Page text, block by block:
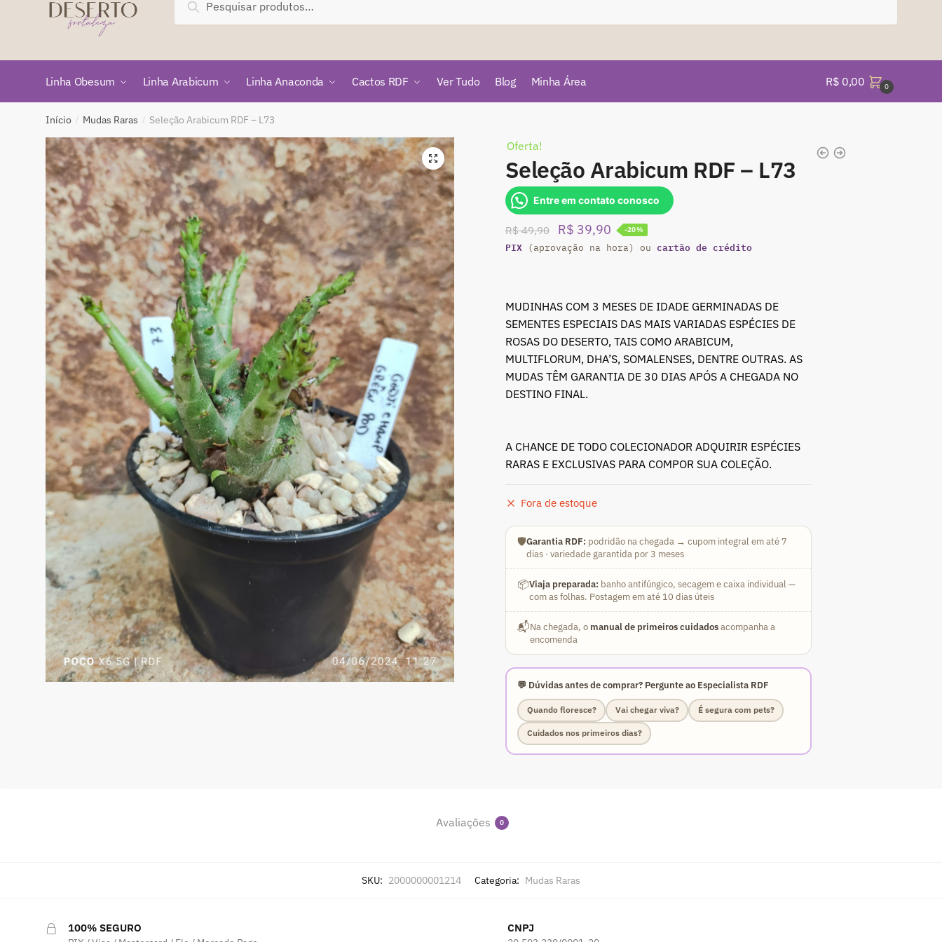
por:
Pesquisar
Linha Obesum Linha Arabicum Linha Anaconda Cactos RDF Ver Tudo Blog Minha Área R$ 0,00 0
Início / Mudas Raras / Seleção Arabicum RDF – L73
🔍
Oferta!
Seleção Arabicum RDF – L73
Entre em contato conosco
R$49,90
O
preço
R$ 49,90.
R$ 39,90O
preço
R$ 39,90.
-20%
PIX(aprovação na hora) ou cartão de crédito
MUDINHAS COM 3 MESES DE IDADE GERMINADAS DE
SEMENTES ESPECIAIS DAS MAIS VARIADAS ESPÉCIES DE
ROSAS DO DESERTO, TAIS COMO ARABICUM,
MULTIFLORUM, DHA’S, SOMALENSES, DENTRE OUTRAS. AS
MUDAS TÊM GARANTIA DE 30 DIAS APÓS A CHEGADA NO
DESTINO FINAL.
A CHANCE DE TODO COLECIONADOR ADQUIRIR ESPÉCIES
RARAS E EXCLUSIVAS PARA COMPOR SUA COLEÇÃO.
Fora de estoque
🛡️Garantia RDF: podridão na chegada → cupom integral em até 7
dias · variedade garantida por 3 meses
📦Viaja preparada: banho antifúngico, secagem e caixa individual —
com as folhas. Postagem em até 10 dias úteis
📬Na chegada, o manual de primeiros cuidadosacompanha a
encomenda
💬 Dúvidas antes de comprar? Pergunte ao Especialista RDF
Quando floresce? Vai chegar viva? É segura com pets?
Cuidados nos primeiros dias?
Avaliações 0
SKU: 2000000001214 Categoria: Mudas Raras
100% SEGURO CNPJ